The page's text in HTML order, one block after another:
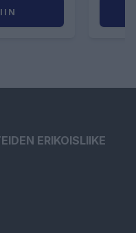
ERIKOISLIIKE